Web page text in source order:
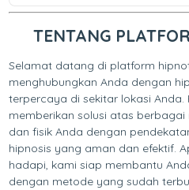
TENTANG
Selamat datang di platform
menghubungkan Anda dengan
terpercaya di sekitar lokasi
memberikan solusi atas
dan fisik Anda dengan
hipnosis yang aman dan efektif.
hadapi, kami siap membantu
dengan metode yang sudah